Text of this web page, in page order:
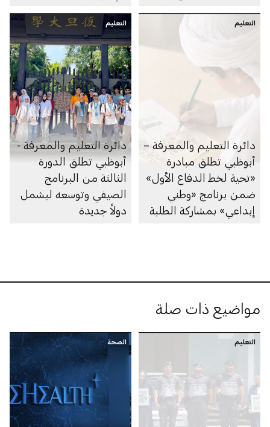
التعليم
دائرة التعليم والمعرفة –
أبوظبي تطلق مبادرة
«تحية لخط الدفاع الأول»
ضمن برنامج «وطني
إبداعي» بمشاركة الطلبة
التعليم
دائرة التعليم والمعرفة -
أبوظبي تطلق الدورة
الثالثة من البرنامج
الصيفي وتوسعه ليشمل
دولاً جديدة
مواضيع ذات صلة
التعليم الصحة